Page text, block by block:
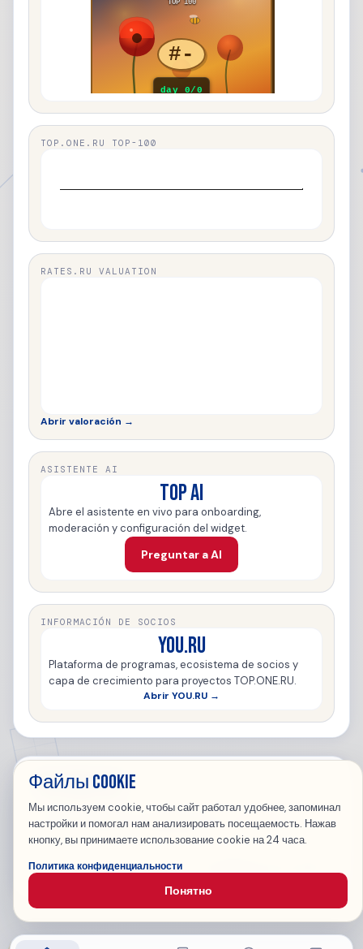
TOP.ONE.RU TOP-100
RATES.RU VALUATION
Abrir valoración →
ASISTENTE AI
TOP AI
Abre el asistente en vivo para onboarding,
moderación y configuración del widget.
Preguntar a AI
INFORMACIÓN DE SOCIOS
YOU.RU
Plataforma de programas, ecosistema de socios y
capa de crecimiento para proyectos TOP.ONE.RU.
Abrir YOU.RU →
Файлы cookie
Мы используем cookie, чтобы сайт работал удобнее, запоминал
настройки и помогал нам анализировать посещаемость. Нажав
кнопку, вы принимаете использование cookie на 24 часа.
Политика конфиденциальности
Понятно
TOP.ONE.RU
TOP.ONE.RU — Top 100 Russian Websites · You.Ru·Jangera
InicioCatálogoNoticiasFAQRegistrar sitioEntrar
О компанииАнтиспам Согласие на ПД
КонфиденциальностьSLA